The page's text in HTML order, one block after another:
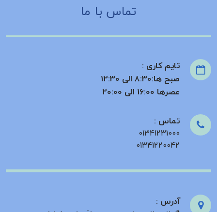
تماس با ما
تایم کاری :
صبح ها:8:30 الی 12:30
عصرها 16:00 الی 20:00
تماس :
01341231000
01341220042
آدرس :